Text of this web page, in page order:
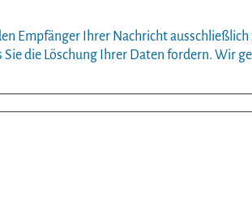
Empfänger Ihrer Nachricht
die Löschung Ihrer Daten fordern. Wir